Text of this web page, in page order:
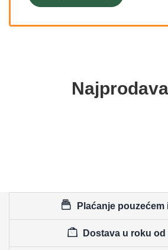
Plaćanje pouzećem
Dostava u roku od